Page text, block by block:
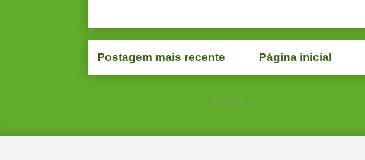
Postagem mais recente Página inicial
Assinar: